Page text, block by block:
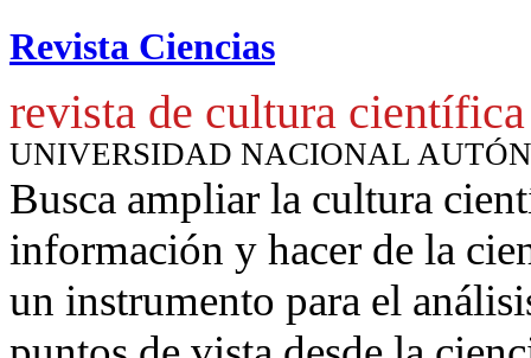
Revista Ciencias
revista de cultura científica
UNIVERSIDAD NACIONAL
Busca ampliar la cultura
información y hacer de la
un instrumento para el